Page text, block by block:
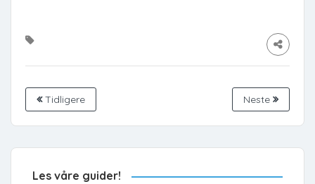
Tidligere Neste
Les våre guider!